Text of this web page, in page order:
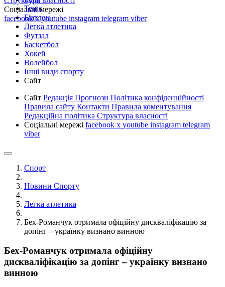
Соціальні мережі
facebookxyoutube instagram telegram viber
Теніс
Біатлон
Легка атлетика
Футзал
Баскетбол
Хокей
Волейбол
Інші види спорту
Сайт
Сайт Редакція Прогнози Політика конфіденційності
Правила сайту Контакти Правила коментування
Редакційна політика Структура власності
Соціальні мережі facebook x youtube instagram telegram
viber
Спорт
Новини Спорту
Легка атлетика
Бех-Романчук отримала офіційну дискваліфікацію за
допінг – українку визнано винною
Бех-Романчук отримала офіційну
дискваліфікацію за допінг – українку визнано
винною